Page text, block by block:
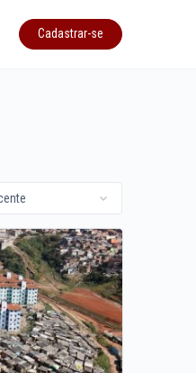
Cadastrar-se